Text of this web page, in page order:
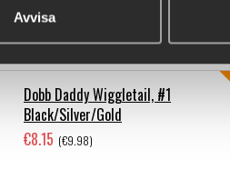
Avvisa
Dobb Daddy Wiggletail, #1
Black/Silver/Gold
€8.15 (€9.98)